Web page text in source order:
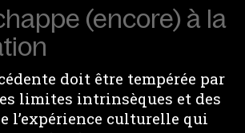
(encore) à la
doit être tempérée par
limites intrinsèques et des
l’expérience culturelle qui